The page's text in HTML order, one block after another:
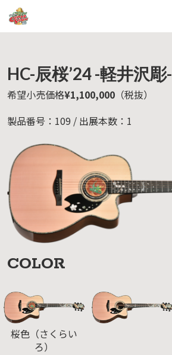
HC-辰桜’24 -軽井沢彫-
希望小売価格¥1,100,000 （税抜）
製品番号：109 / 出展本数：1
COLOR
桜色（さくらい
ろ）